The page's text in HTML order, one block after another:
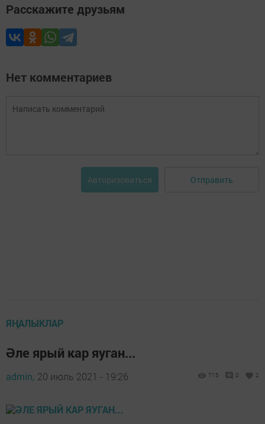
Расскажите друзьям
Нет комментариев
Авторизоваться Отправить
ЯҢАЛЫКЛАР
Әле ярый кар яуган...
admin, 20 июль 2021 - 19:26 715 0 2